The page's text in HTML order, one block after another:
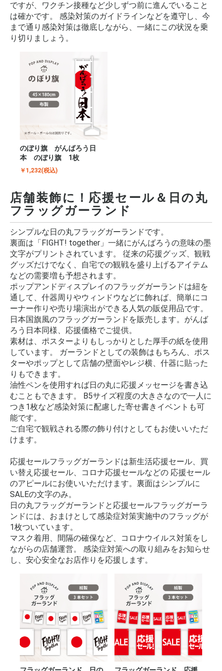
ですが、ワクチン接種など少しずつ前に進んでいること
は確かです。 感染対策のガイドラインなどを遵守し、今
まで通り感染対策は徹底しながら、一緒にこの状況を乗
り切りましょう。
のぼり旗 がんばろう日
本 のぼり旗 1枚
￥1,232(税込)
店舗装飾に！応援セール＆日の丸
フラッグガーランド
シンプルな日の丸フラッグガーランドです。
裏面は「FIGHT! together」一緒にがんばろうの意味の墨
文字がプリントされています。 従来の応援グッズ、観戦
グッズだけでなく、自宅での観戦を盛り上げるアイテム
などの需要増も予想されます。
ポップアンドディスプレイのフラッグガーランドは紐を
通して、什器周りやウィンドウなどに飾れば、簡単にコ
ーナー作りや売り場演出ができる人気の販促用品です。
日本国旗風のフラッグガーランドを販売します。がんば
ろう日本同様、応援価格でご提供。
素材は、ポスターよりもしっかりとした厚手の紙を使用
しています。 ガーランドとしての装飾はもちろん、ポス
ターやポップとして店舗の壁面やレジ横、什器に貼った
りもできます。
油性ペンを使用すれば日の丸に応援メッセージを書き込
むこともできます。 B5サイズ程度の大きさなので一人に
つき1枚など感染対策に配慮した寄せ書きイベントも可
能です。
ご自宅で観戦される際の飾り付けとしてもお使いいただ
けます。
応援セールフラッグガーランドは新生活応援セール、買
い替え応援セール、コロナ応援セールなどの 応援セール
のアピールにお使いいただけます。裏面はシンプルに
SALEの文字のみ。
日の丸フラッグガーランドと応援セールフラッグガーラ
ンドには、おまけとして感染症対策実施中のフラッグが
1枚ついています。
マスク着用、間隔の確保など、コロナウイルス対策をし
ながらの店舗運営。 感染症対策への取り組みをお知らせ
し、安心安全なお店作りを応援します。